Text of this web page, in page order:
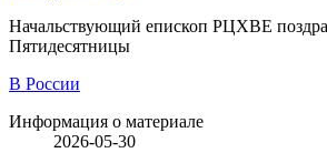
Начальствующий епископ РЦХВЕ
Пятидесятницы
В России
Информация о материале
2026-05-30